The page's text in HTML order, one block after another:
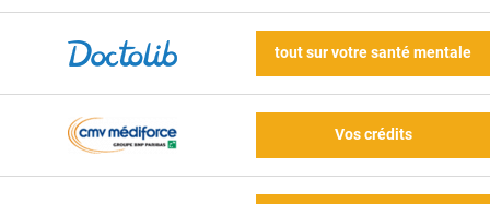
tout sur votre santé mentale
Vos crédits